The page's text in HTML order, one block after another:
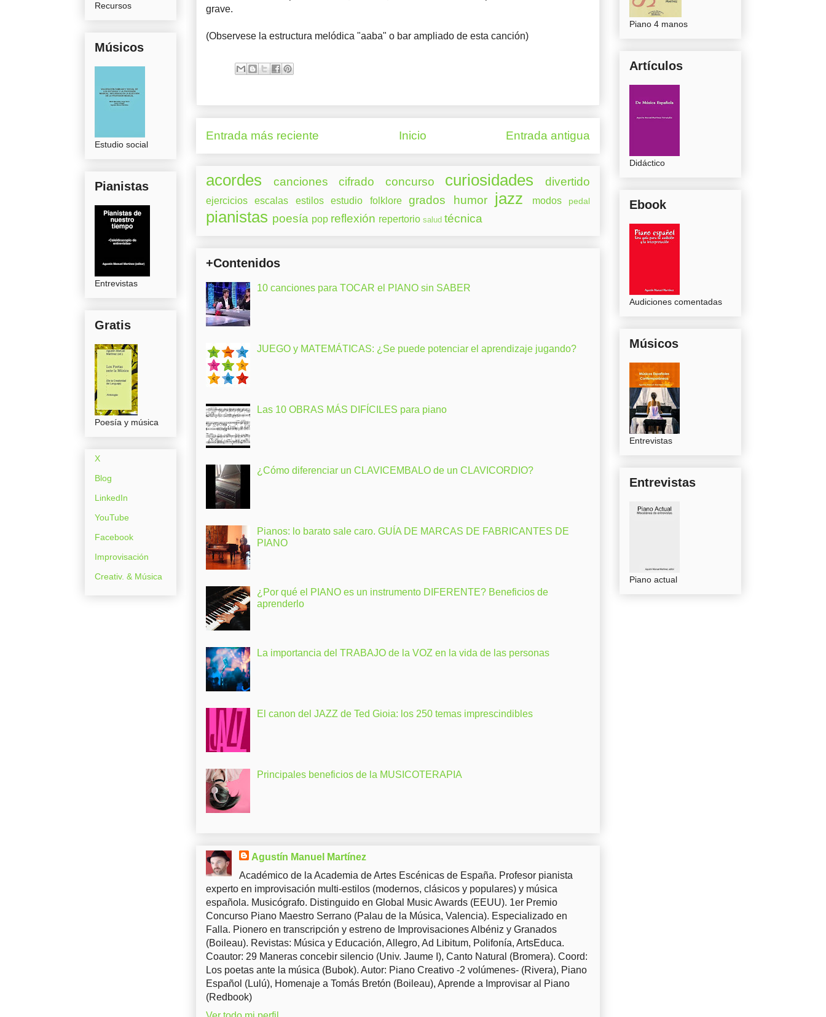
grave.
(Observese la estructura melódica "aaba" o bar ampliado de esta canción)
Entrada más reciente Entrada antigua
Inicio
acordes canciones cifrado concurso curiosidades divertido
ejercicios escalas estilos estudio folklore grados humor jazz modos pedal
pianistas poesía pop reflexión repertorio salud técnica
+Contenidos
10 canciones para TOCAR el PIANO sin SABER
JUEGO y MATEMÁTICAS: ¿Se puede potenciar el aprendizaje jugando?
Las 10 OBRAS MÁS DIFÍCILES para piano
¿Cómo diferenciar un CLAVICEMBALO de un CLAVICORDIO?
Pianos: lo barato sale caro. GUÍA DE MARCAS DE FABRICANTES DE
PIANO
¿Por qué el PIANO es un instrumento DIFERENTE? Beneficios de
aprenderlo
La importancia del TRABAJO de la VOZ en la vida de las personas
El canon del JAZZ de Ted Gioia: los 250 temas imprescindibles
Principales beneficios de la MUSICOTERAPIA
Agustín Manuel Martínez
Académico de la Academia de Artes Escénicas de España. Profesor pianista
experto en improvisación multi-estilos (modernos, clásicos y populares) y música
española. Musicógrafo. Distinguido en Global Music Awards (EEUU). 1er Premio
Concurso Piano Maestro Serrano (Palau de la Música, Valencia). Especializado en
Falla. Pionero en transcripción y estreno de Improvisaciones Albéniz y Granados
(Boileau). Revistas: Música y Educación, Allegro, Ad Libitum, Polifonía, ArtsEduca.
Coautor: 29 Maneras concebir silencio (Univ. Jaume I), Canto Natural (Bromera). Coord:
Los poetas ante la música (Bubok). Autor: Piano Creativo -2 volúmenes- (Rivera), Piano
Español (Lulú), Homenaje a Tomás Bretón (Boileau), Aprende a Improvisar al Piano
(Redbook)
Recursos
Músicos
Estudio social
Pianistas
Entrevistas
Gratis
Poesía y música
X
Blog
LinkedIn
YouTube
Facebook
Improvisación
Creativ. & Música
Piano 4 manos
Artículos
Didáctico
Ebook
Audiciones comentadas
Músicos
Entrevistas
Entrevistas
Piano actual